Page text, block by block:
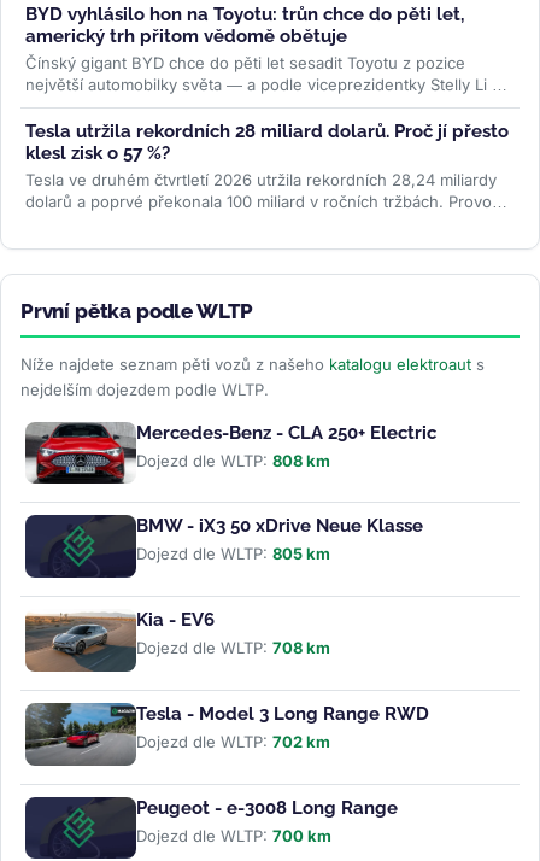
BYD vyhlásilo hon na Toyotu: trůn chce do pěti let,
americký trh přitom vědomě obětuje
Čínský gigant BYD chce do pěti let sesadit Toyotu z pozice
největší automobilky světa — a podle viceprezidentky Stelly Li k
tomu...>>
Tesla utržila rekordních 28 miliard dolarů. Proč jí přesto
klesl zisk o 57 %?
Tesla ve druhém čtvrtletí 2026 utržila rekordních 28,24 miliardy
dolarů a poprvé překonala 100 miliard v ročních tržbách. Provozní
První pětka podle WLTP
Níže najdete seznam pěti vozů z našeho katalogu elektroaut s
nejdelším dojezdem podle WLTP.
Mercedes-Benz - CLA 250+ Electric
Dojezd dle WLTP: 808 km
BMW - iX3 50 xDrive Neue Klasse
Dojezd dle WLTP: 805 km
Kia - EV6
Dojezd dle WLTP: 708 km
Tesla - Model 3 Long Range RWD
Dojezd dle WLTP: 702 km
Peugeot - e-3008 Long Range
Dojezd dle WLTP: 700 km